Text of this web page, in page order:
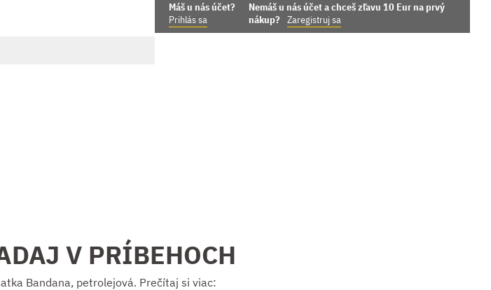
Máš u nás účet?
Prihlás sa
Nemáš u nás účet a chceš zľavu 10 Eur na prvý
nákup?
Zaregistruj sa
V PRÍBEHOCH
Bandana, petrolejová. Prečítaj si viac: